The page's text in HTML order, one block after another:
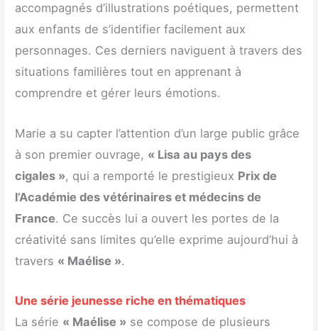
accompagnés d’illustrations poétiques, permettent
aux enfants de s’identifier facilement aux
personnages. Ces derniers naviguent à travers des
situations familières tout en apprenant à
comprendre et gérer leurs émotions.
Marie a su capter l’attention d’un large public grâce
à son premier ouvrage, « Lisa au pays des
cigales », qui a remporté le prestigieux Prix de
l’Académie des vétérinaires et médecins de
France. Ce succès lui a ouvert les portes de la
créativité sans limites qu’elle exprime aujourd’hui à
travers « Maélise ».
Une série jeunesse riche en thématiques
La série « Maélise » se compose de plusieurs